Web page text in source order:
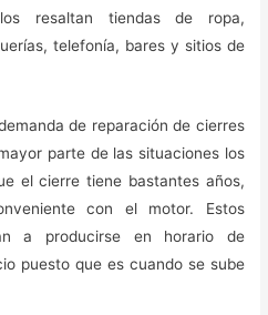
resaltan tiendas de ropa,
telefonía, bares y sitios de
de reparación de cierres
parte de las situaciones los
el cierre tiene bastantes años,
con el motor. Estos
a producirse en horario de
puesto que es cuando se sube